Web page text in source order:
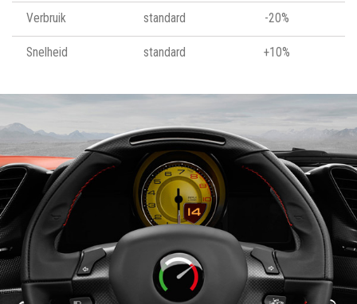
Verbruik standard -20%
Snelheid standard +10%